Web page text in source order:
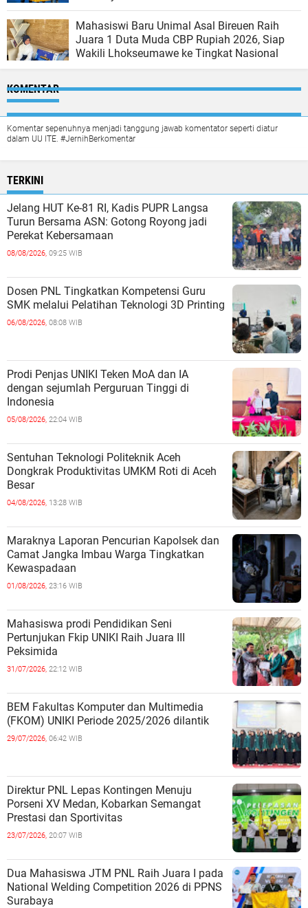
Mahasiswi Baru Unimal Asal Bireuen Raih
Juara 1 Duta Muda CBP Rupiah 2026, Siap
Wakili Lhokseumawe ke Tingkat Nasional
KOMENTAR
Komentar sepenuhnya menjadi tanggung jawab komentator seperti diatur
dalam UU ITE. #JernihBerkomentar
TERKINI
Jelang HUT Ke-81 RI, Kadis PUPR Langsa
Turun Bersama ASN: Gotong Royong jadi
Perekat Kebersamaan
08/08/2026, 09:25 WIB
Dosen PNL Tingkatkan Kompetensi Guru
SMK melalui Pelatihan Teknologi 3D Printing
06/08/2026, 08:08 WIB
Prodi Penjas UNIKI Teken MoA dan IA
dengan sejumlah Perguruan Tinggi di
Indonesia
05/08/2026, 22:04 WIB
Sentuhan Teknologi Politeknik Aceh
Dongkrak Produktivitas UMKM Roti di Aceh
Besar
04/08/2026, 13:28 WIB
Maraknya Laporan Pencurian Kapolsek dan
Camat Jangka Imbau Warga Tingkatkan
Kewaspadaan
01/08/2026, 23:16 WIB
Mahasiswa prodi Pendidikan Seni
Pertunjukan Fkip UNIKI Raih Juara III
Peksimida
31/07/2026, 22:12 WIB
BEM Fakultas Komputer dan Multimedia
(FKOM) UNIKI Periode 2025/2026 dilantik
29/07/2026, 06:42 WIB
Direktur PNL Lepas Kontingen Menuju
Porseni XV Medan, Kobarkan Semangat
Prestasi dan Sportivitas
23/07/2026, 20:07 WIB
Dua Mahasiswa JTM PNL Raih Juara I pada
National Welding Competition 2026 di PPNS
Surabaya